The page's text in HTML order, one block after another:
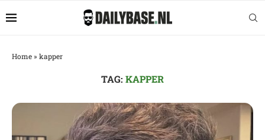
Home» kapper
TAG: KAPPER